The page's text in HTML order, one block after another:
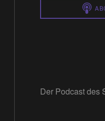
Der Podcast des